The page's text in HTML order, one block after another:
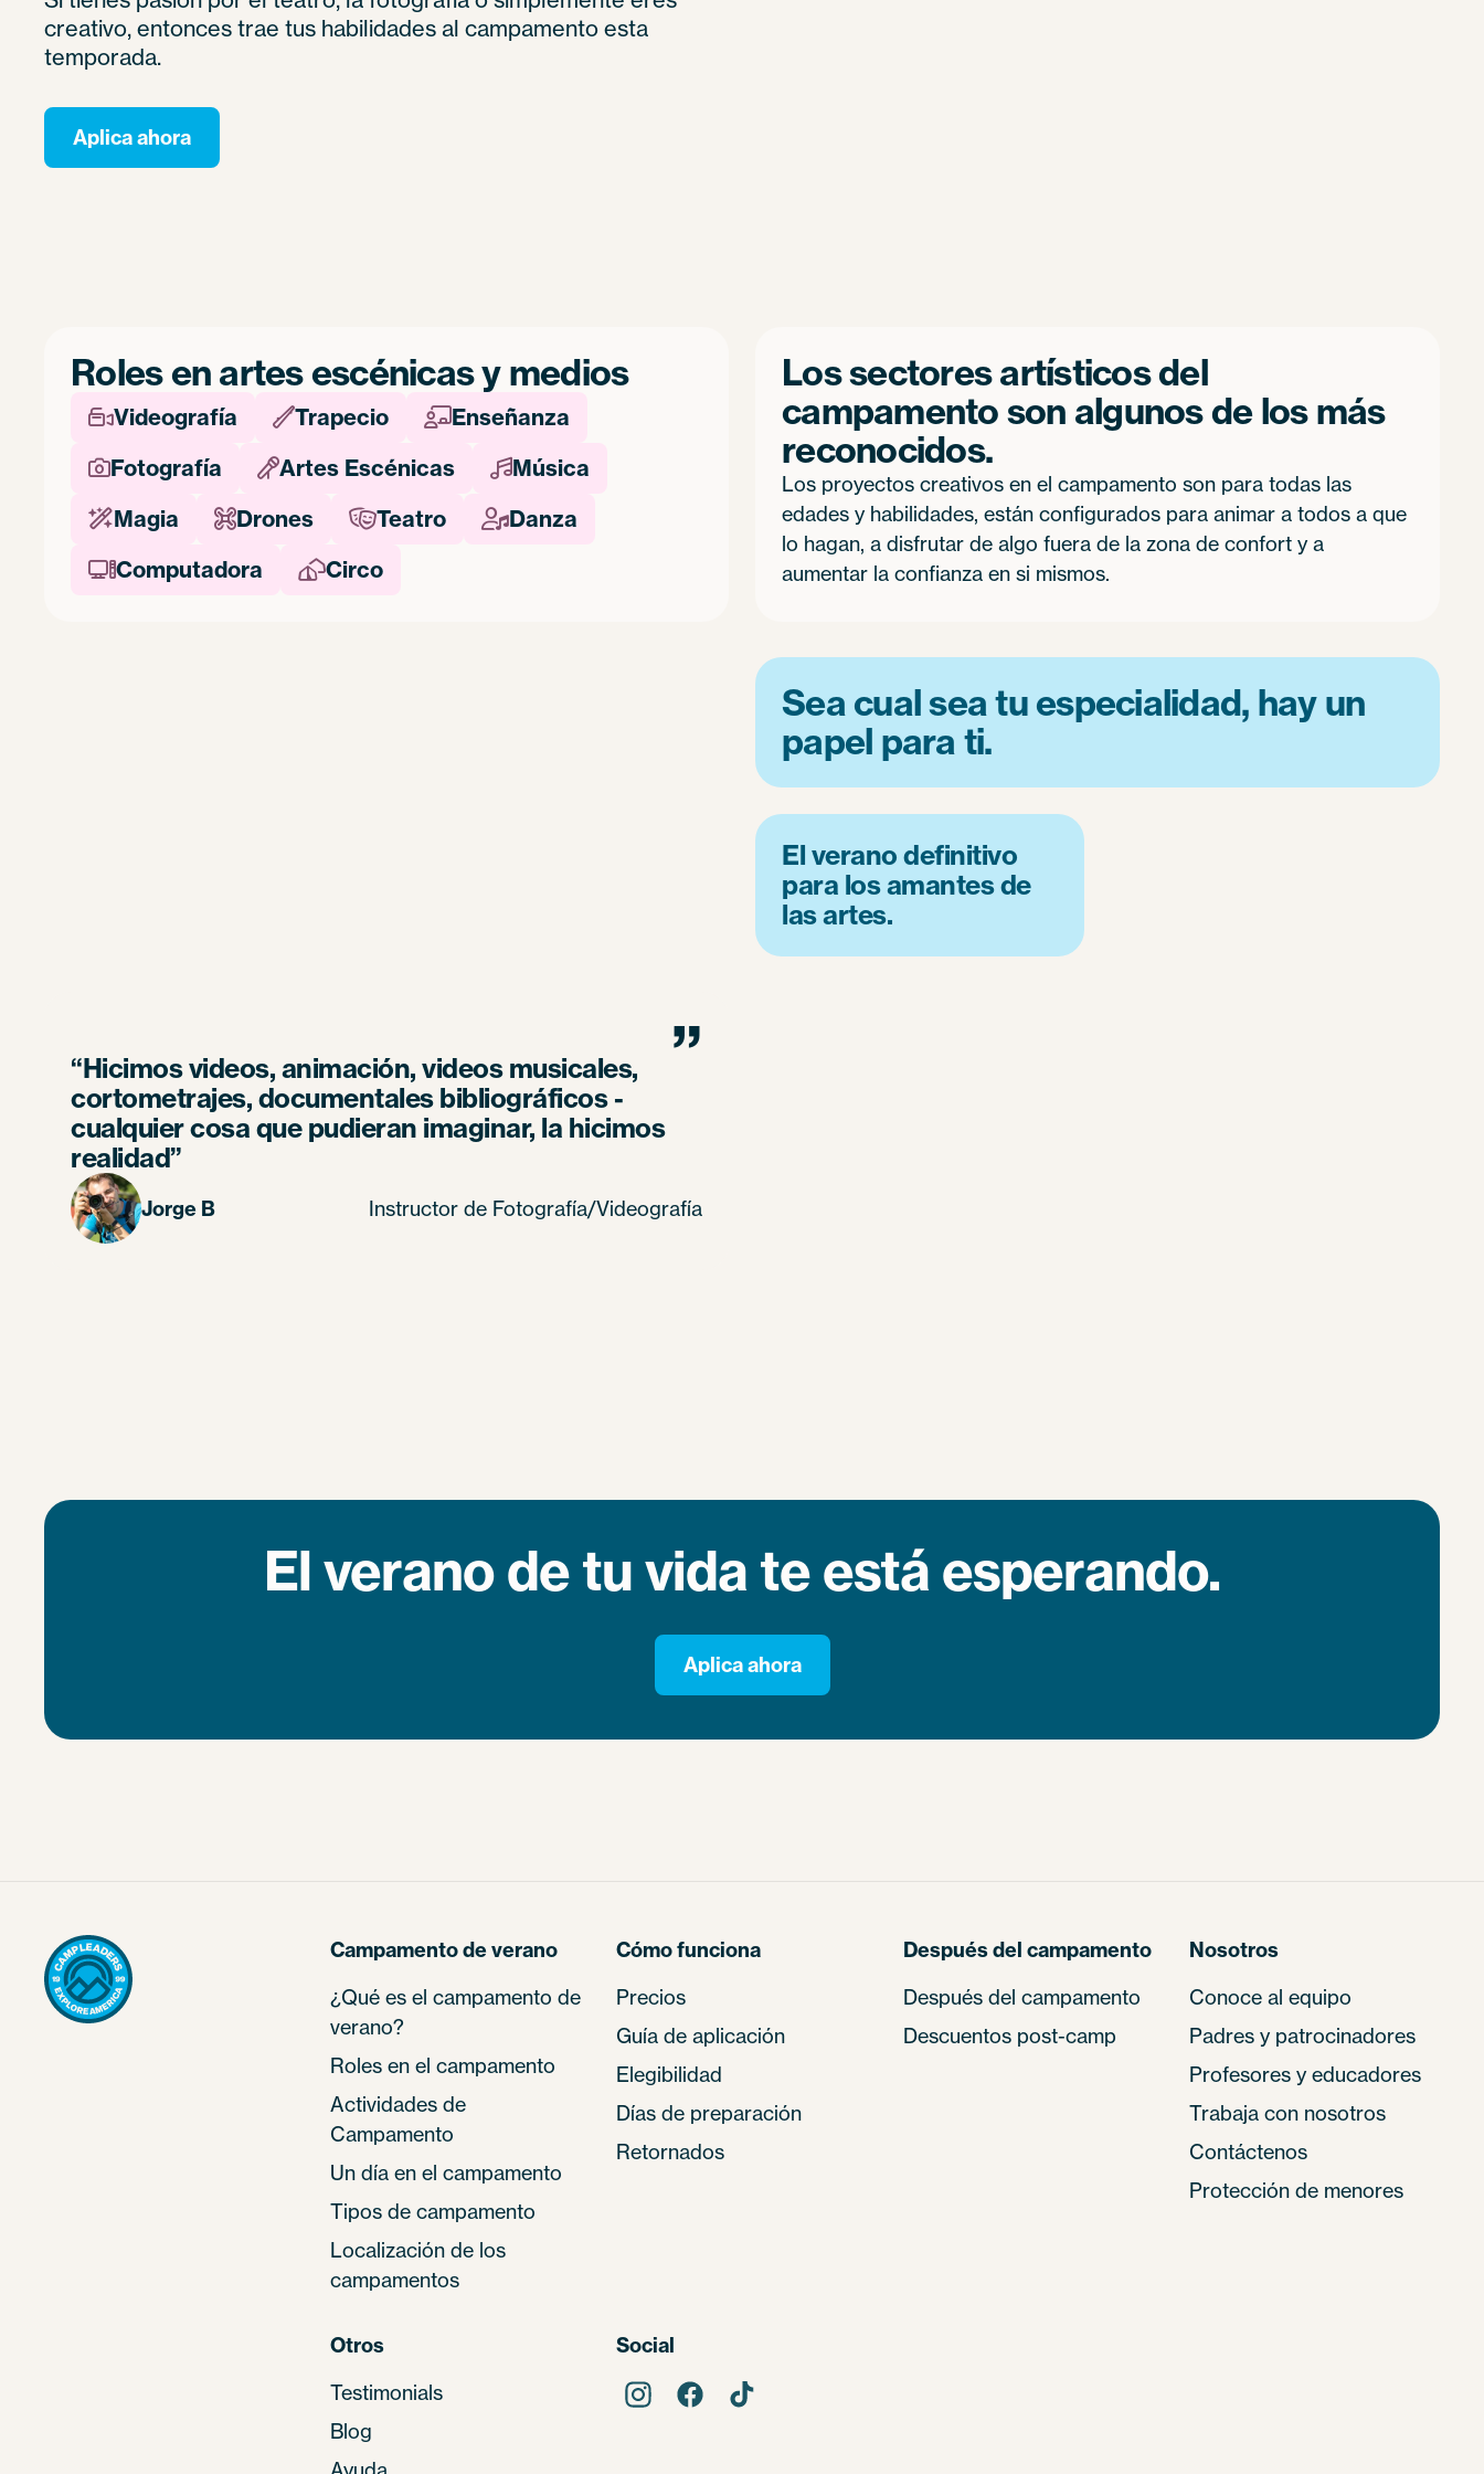
creativo, entonces trae tus habilidades al campamento esta
temporada.
Aplica ahora
Roles en artes escénicas y medios
Videografía Trapecio Enseñanza
Fotografía Artes Escénicas Música
Magia Drones Teatro Danza
Computadora Circo
Los sectores artísticos del
campamento son algunos de los más
reconocidos.
Los proyectos creativos en el campamento son para todas las
edades y habilidades, están configurados para animar a todos a que
lo hagan, a disfrutar de algo fuera de la zona de confort y a
aumentar la confianza en si mismos.
Sea cual sea tu especialidad, hay un
papel para ti.
El verano definitivo
para los amantes de
las artes.
”
“Hicimos videos, animación, videos musicales,
cortometrajes, documentales bibliográficos -
cualquier cosa que pudieran imaginar, la hicimos
realidad”
Jorge B Instructor de Fotografía/Videografía
El verano de tu vida te está esperando.
Aplica ahora
Campamento de verano
¿Qué es el campamento de
verano?
Roles en el campamento
Actividades de
Campamento
Un día en el campamento
Tipos de campamento
Localización de los
campamentos
Cómo funciona
Precios
Guía de aplicación
Elegibilidad
Días de preparación
Retornados
Después del campamento
Después del campamento
Descuentos post-camp
Nosotros
Conoce al equipo
Padres y patrocinadores
Profesores y educadores
Trabaja con nosotros
Contáctenos
Protección de menores
Otros
Testimonials
Blog
Social